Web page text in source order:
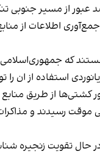
از مسیر جنوبی
اطلاعات از
که جمهوری‌اسلامی
استفاده از ان را
از طریق
به توافقی موقت
تقویت زنجیره